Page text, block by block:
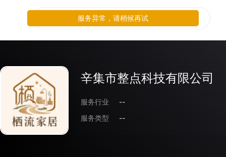
辛集市整点科技有限公司
服务行业
--
服务类型
--
服务异常，请稍候再试